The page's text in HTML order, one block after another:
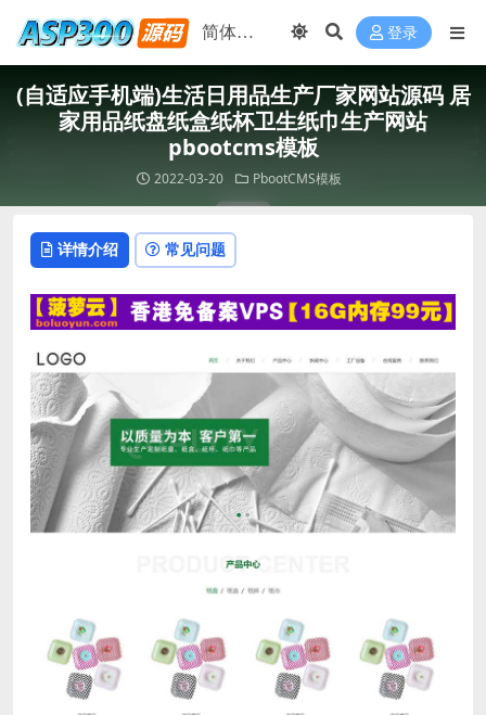
登录
(自适应手机端)生活日用品生产厂家网站源码 居
家用品纸盘纸盒纸杯卫生纸巾生产网站
pbootcms模板
2022-03-20 PbootCMS模板
详情介绍 常见问题